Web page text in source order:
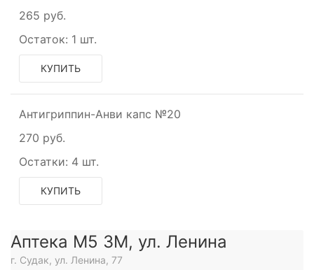
265 руб.
Остаток: 1 шт.
КУПИТЬ
Антигриппин-Анви капс №20
270 руб.
Остатки: 4 шт.
КУПИТЬ
Аптека М5 3М, ул. Ленина
г. Судак, ул. Ленина, 77